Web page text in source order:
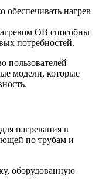
нагрев
ОВ способны
потребностей.
модели, которые
нагревания в
по трубам и
оборудованную